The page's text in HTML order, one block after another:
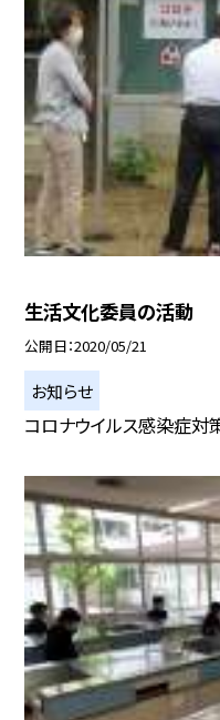
生活文化委員の活動
公開日 2020/05/21
お知らせ
コロナウイルス感染症対